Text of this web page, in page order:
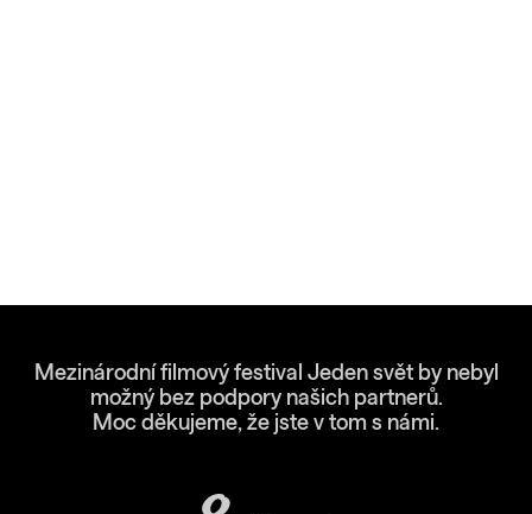
Mezinárodní filmový festival Jeden svět by nebyl
možný bez podpory našich partnerů.
Moc děkujeme, že jste v tom s námi.